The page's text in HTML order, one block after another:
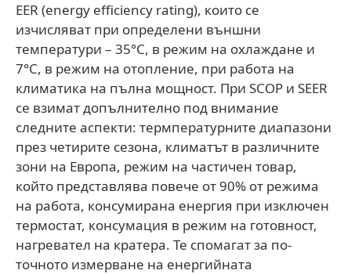
EER (energy efficiency rating), които се
изчисляват при определени външни
температури – 35°C, в режим на охлаждане и
7°C, в режим на отопление, при работа на
климатика на пълна мощност. При SCOP и SEER
се взимат допълнително под внимание
следните аспекти: термпературните диапазони
през четирите сезона, климатът в различните
зони на Европа, режим на частичен товар,
който представлява повече от 90% от режима
на работа, консумирана енергия при изключен
термостат, консумация в режим на готовност,
нагревател на кратера. Те спомагат за по-
точното измерване на енергийната